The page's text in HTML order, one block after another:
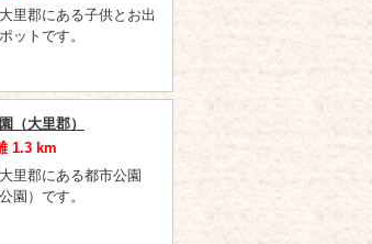
里郡にある子供とお出
ットです。
（大里郡）
1.3 km
里郡にある都市公園
園）です。